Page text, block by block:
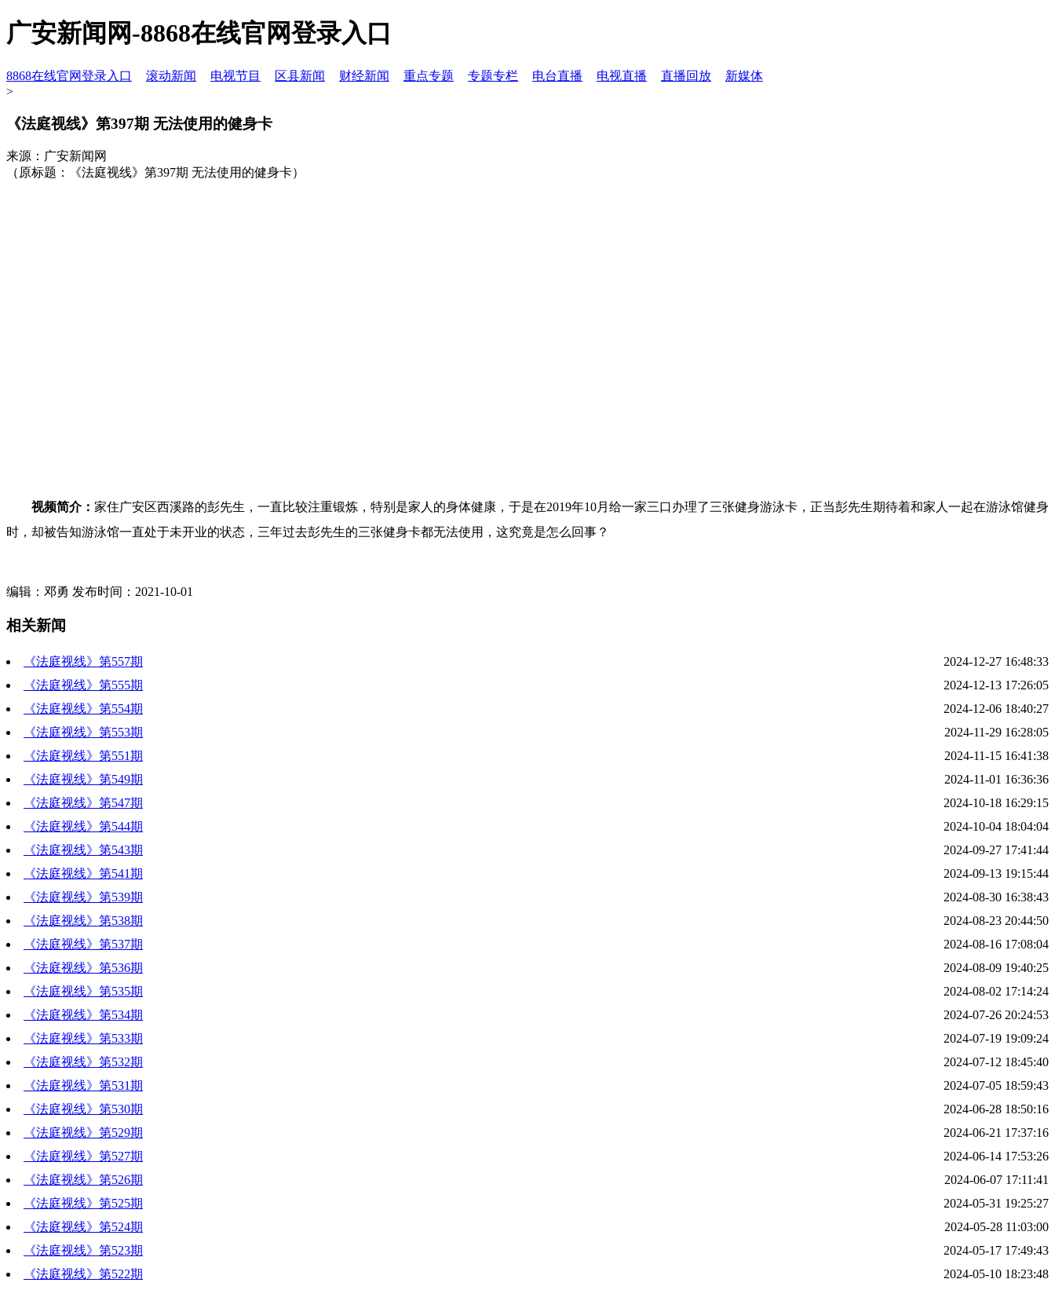
广安新闻网-8868在线官网登录入口
8868在线官网登录入口 滚动新闻 电视节目 区县新闻 财经新闻 重点专题 专题专栏 电台直播 电视直播 直播回放
新媒体
>
《法庭视线》第397期 无法使用的健身卡
来源：广安新闻网
（原标题：《法庭视线》第397期 无法使用的健身卡）
视频简介： 家住广安区西溪路的彭先生，一直比较注重锻炼，特别是家人的身体健康，于是在2019年10月给一家三口办理了三张健身游泳卡，正当彭先生期待着和家人一起在游泳馆健身
时，却被告知游泳馆一直处于未开业的状态，三年过去彭先生的三张健身卡都无法使用，这究竟是怎么回事？
编辑：邓勇 发布时间：2021-10-01
相关新闻
《法庭视线》第557期
2024-12-27 16:48:33
《法庭视线》第555期
2024-12-13 17:26:05
《法庭视线》第554期
2024-12-06 18:40:27
《法庭视线》第553期
2024-11-29 16:28:05
《法庭视线》第551期
2024-11-15 16:41:38
《法庭视线》第549期
2024-11-01 16:36:36
《法庭视线》第547期
2024-10-18 16:29:15
《法庭视线》第544期
2024-10-04 18:04:04
《法庭视线》第543期
2024-09-27 17:41:44
《法庭视线》第541期
2024-09-13 19:15:44
《法庭视线》第539期
2024-08-30 16:38:43
《法庭视线》第538期
2024-08-23 20:44:50
《法庭视线》第537期
2024-08-16 17:08:04
《法庭视线》第536期
2024-08-09 19:40:25
《法庭视线》第535期
2024-08-02 17:14:24
《法庭视线》第534期
2024-07-26 20:24:53
《法庭视线》第533期
2024-07-19 19:09:24
《法庭视线》第532期
2024-07-12 18:45:40
《法庭视线》第531期
2024-07-05 18:59:43
《法庭视线》第530期
2024-06-28 18:50:16
《法庭视线》第529期
2024-06-21 17:37:16
《法庭视线》第527期
2024-06-14 17:53:26
《法庭视线》第526期
2024-06-07 17:11:41
《法庭视线》第525期
2024-05-31 19:25:27
《法庭视线》第524期
2024-05-28 11:03:00
《法庭视线》第523期
2024-05-17 17:49:43
《法庭视线》第522期
2024-05-10 18:23:48